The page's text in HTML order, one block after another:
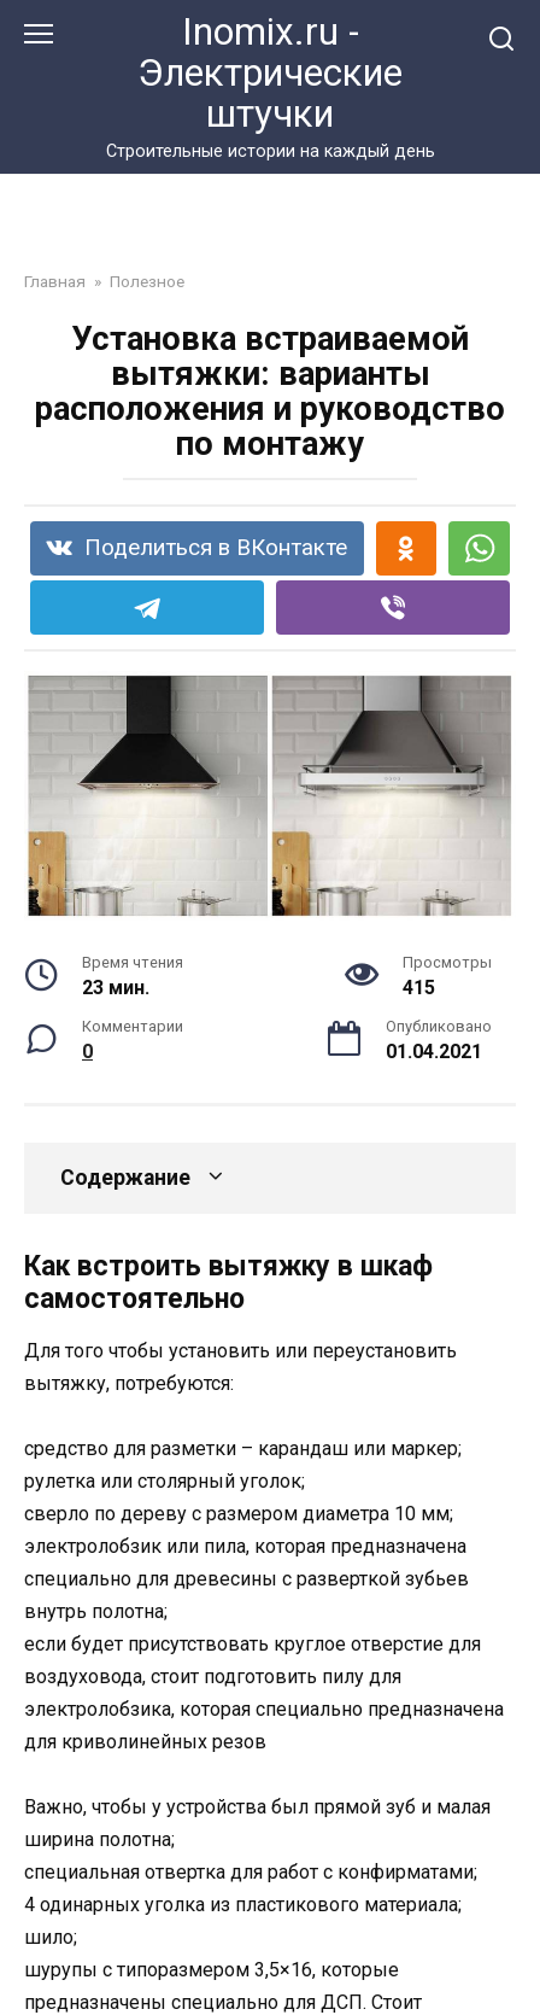
Inomix.ru -
Электрические
штучки
Cтроительные истории на каждый день
Главная » Полезное
Установка встраиваемой
вытяжки: варианты
расположения и руководство
по монтажу
Поделиться в ВКонтакте
Время чтения
23 мин.
Просмотры
415
Комментарии
0
Опубликовано
01.04.2021
Содержание
Как встроить вытяжку в шкаф
самостоятельно
Для того чтобы установить или переустановить
вытяжку, потребуются:
средство для разметки – карандаш или маркер;
рулетка или столярный уголок;
сверло по дереву с размером диаметра 10 мм;
электролобзик или пила, которая предназначена
специально для древесины с разверткой зубьев
внутрь полотна;
если будет присутствовать круглое отверстие для
воздуховода, стоит подготовить пилу для
электролобзика, которая специально предназначена
для криволинейных резов
Важно, чтобы у устройства был прямой зуб и малая
ширина полотна;
специальная отвертка для работ с конфирматами;
4 одинарных уголка из пластикового материала;
шило;
шурупы с типоразмером 3,5×16, которые
предназначены специально для ДСП. Стоит